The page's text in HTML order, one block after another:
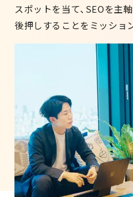
スポットを当て、SEOを主
後押しすることをミッショ